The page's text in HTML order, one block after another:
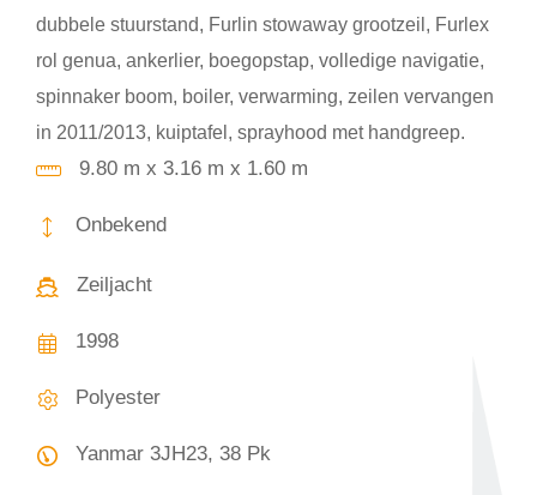
dubbele stuurstand, Furlin stowaway grootzeil, Furlex
rol genua, ankerlier, boegopstap, volledige navigatie,
spinnaker boom, boiler, verwarming, zeilen vervangen
in 2011/2013, kuiptafel, sprayhood met handgreep.
9.80 m x 3.16 m x 1.60 m
Onbekend
Zeiljacht
1998
Polyester
Yanmar 3JH23, 38 Pk